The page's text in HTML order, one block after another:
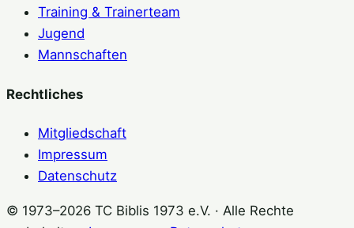
Training & Trainerteam
Jugend
Mannschaften
Rechtliches
Mitgliedschaft
Impressum
Datenschutz
© 1973–2026 TC Biblis 1973 e.V. · Alle Rechte